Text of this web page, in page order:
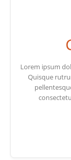
Lorem ipsum
Quisque